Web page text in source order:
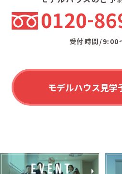
0120
受付時間/9:00
モデルハウス見学